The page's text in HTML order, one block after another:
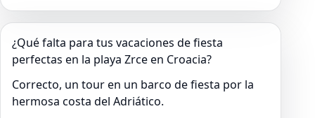
¿Qué falta para tus vacaciones de fiesta
perfectas en la playa Zrce en Croacia?
Correcto, un tour en un barco de fiesta por la
hermosa costa del Adriático.